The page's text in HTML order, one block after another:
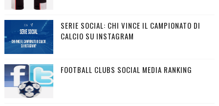
SERIE SOCIAL: CHI VINCE IL CAMPIONATO DI
CALCIO SU INSTAGRAM
FOOTBALL CLUBS SOCIAL MEDIA RANKING